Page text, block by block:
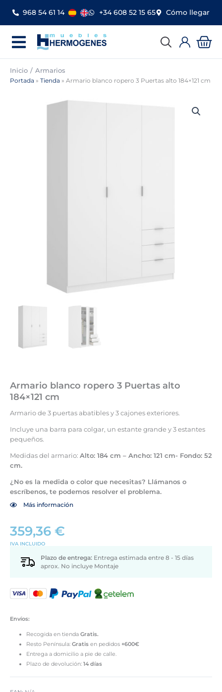
contenido
968 54 61 14 +34 608 52 15 65 Cómo llegar
Inicio Armarios
Portada » Tienda » Armario blanco ropero 3 Puertas alto 184×121 cm
Armario blanco ropero 3 Puertas alto
184×121 cm
Armario de 3 puertas abatibles y 3 cajones exteriores.
Incluye una barra para colgar, un estante grande y 3 estantes
pequeños.
Medidas del armario: Alto: 184 cm – Ancho: 121 cm- Fondo: 52
cm.
¿No es la medida o color que necesitas? Llámanos o
escríbenos, te podemos resolver el problema.
Más información
359,36 €
IVA INCLUIDO
Plazo de entrega: Entrega estimada entre 8 - 15 días
aprox. No incluye Montaje
Envíos:
Recogida en tiendaGratis.
Resto Península: Gratisen pedidos +600€
Entrega a domicilio a pie de calle.
Plazo de devolución: 14 días